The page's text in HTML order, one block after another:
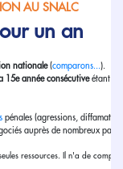
AU SNALC
un an
nationale(comparons...).
15e année consécutiveétant
pénales (agressions,
auprès de nombreux
ressources. Il n'a de